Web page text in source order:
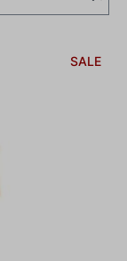
SALE